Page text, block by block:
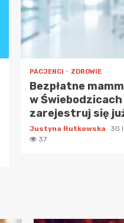
PACJENCI ZDROWIE
Bezpłatne
w Świebodzicach
zarejestruj się
Justyna Rutkowska
30
37